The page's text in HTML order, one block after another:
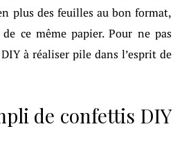
plus des feuilles au bon format,
ce même papier. Pour ne pas
à réaliser pile dans l’esprit de
de confettis DIY